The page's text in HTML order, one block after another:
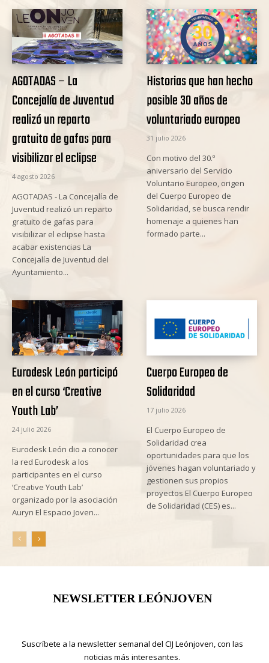
AGOTADAS – La
Concejalía de Juventud
realizó un reparto
gratuito de gafas para
visibilizar el eclipse
4 agosto 2026
AGOTADAS - La Concejalía de
Juventud realizó un reparto
gratuito de gafas para
visibilizar el eclipse hasta
acabar existencias La
Concejalía de Juventud del
Ayuntamiento...
Historias que han hecho
posible 30 años de
voluntariado europeo
31 julio 2026
Con motivo del 30.º
aniversario del Servicio
Voluntario Europeo, origen
del Cuerpo Europeo de
Solidaridad, se busca rendir
homenaje a quienes han
formado parte...
Eurodesk León participó
en el curso ‘Creative
Youth Lab’
24 julio 2026
Eurodesk León dio a conocer
la red Eurodesk a los
participantes en el curso
‘Creative Youth Lab’
organizado por la asociación
Auryn El Espacio Joven...
Cuerpo Europeo de
Solidaridad
17 julio 2026
El Cuerpo Europeo de
Solidaridad crea
oportunidades para que los
jóvenes hagan voluntariado y
gestionen sus propios
proyectos El Cuerpo Europeo
de Solidaridad (CES) es...
NEWSLETTER LEÓNJOVEN
Suscríbete a la newsletter semanal del CIJ Leónjoven, con las
noticias más interesantes.